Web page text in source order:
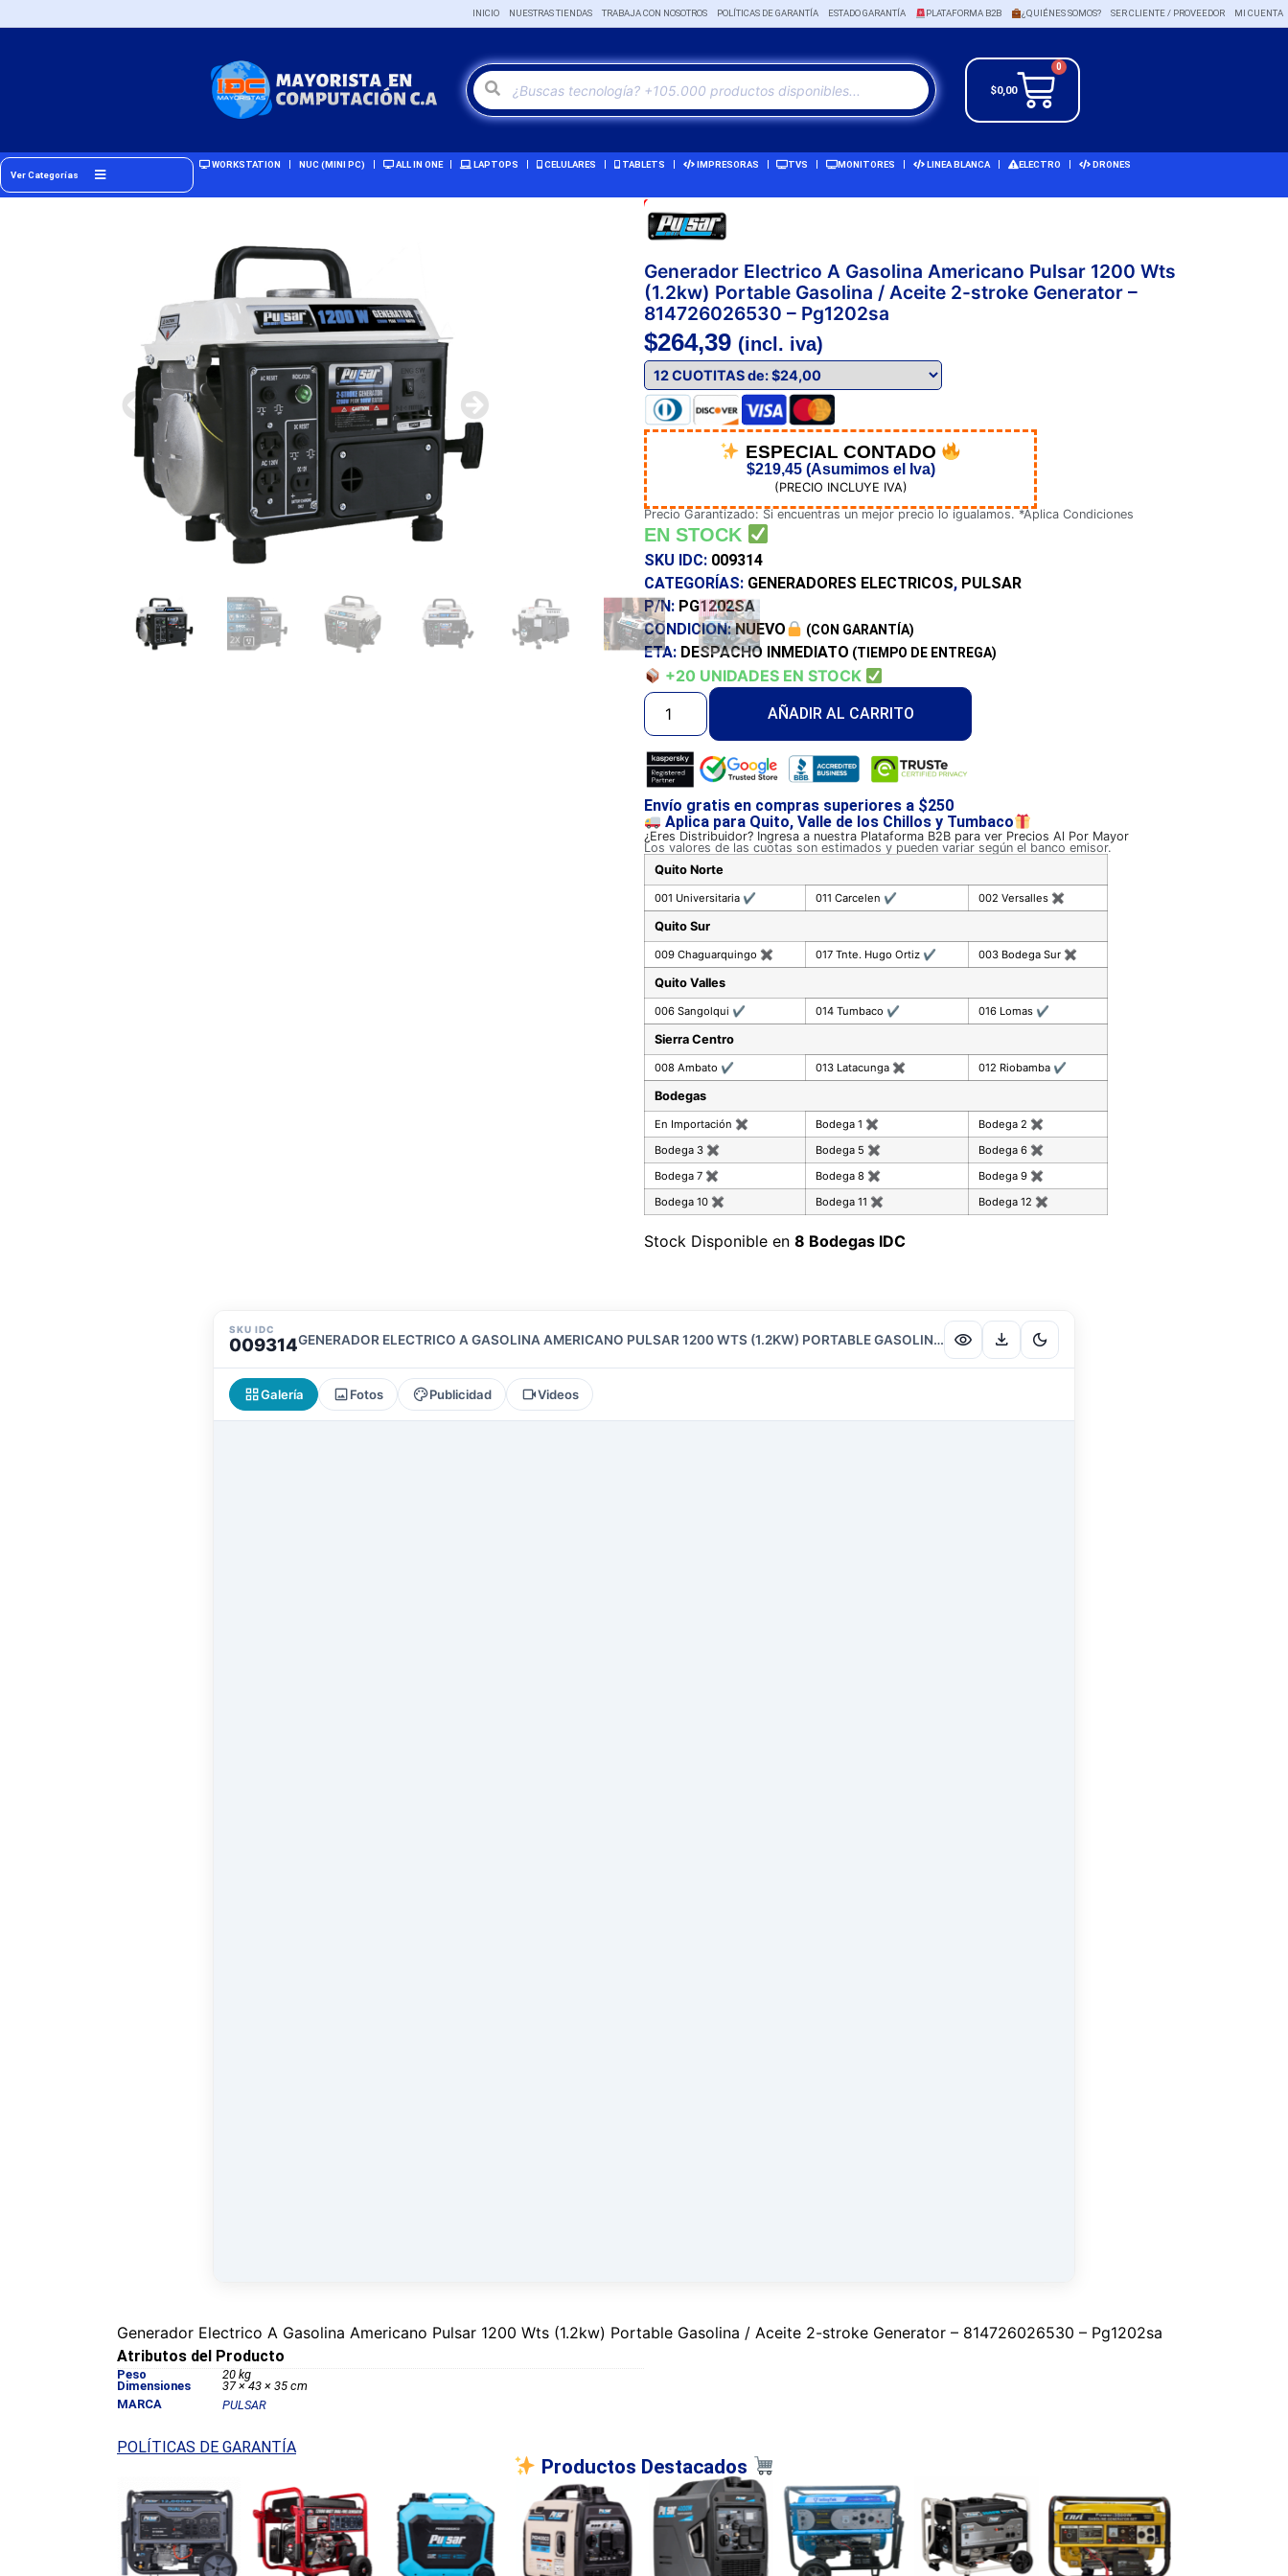
INICIO NUESTRAS TIENDAS TRABAJA CON NOSOTROS POLÍTICAS DE GARANTÍA ESTADO GARANTÍA PLATAFORMA B2B ¿QUIÉNES SOMOS? SER CLIENTE / PROVEEDOR MI CUENTA
$0,00
0
Ver Categorías
WORKSTATION NUC (MINI PC) ALL IN ONE LAPTOPS CELULARES TABLETS IMPRESORAS TVS MONITORES LINEA BLANCA ELECTRO DRONES
Oferta!
Generador Electrico A Gasolina Americano Pulsar 1200 Wts
(1.2kw) Portable Gasolina / Aceite 2-stroke Generator –
814726026530 – Pg1202sa
$264,39 (incl. iva)
ESPECIAL CONTADO
$219,45(Asumimos el Iva)
(PRECIO INCLUYE IVA)
Precio Garantizado: Si encuentras un mejor precio lo igualamos. *Aplica Condiciones
EN STOCK
SKU IDC: 009314
CATEGORÍAS: GENERADORES ELECTRICOS, PULSAR
P/N: PG1202SA
CONDICION:NUEVO (CON GARANTÍA)
ETA: DESPACHO INMEDIATO (TIEMPO DE ENTREGA)
+20 UNIDADES EN STOCK
AÑADIR AL CARRITO
Envío gratis en compras superiores a $250
Aplica para Quito, Valle de los Chillos y Tumbaco
¿Eres Distribuidor? Ingresa a nuestra Plataforma B2B para ver Precios Al Por Mayor
Los valores de las cuotas son estimados y pueden variar según el banco emisor.
Quito Norte
001 Universitaria ✔ 011 Carcelen ✔ 002 Versalles ✖
Quito Sur
009 Chaguarquingo ✖ 017 Tnte. Hugo Ortiz ✔ 003 Bodega Sur ✖
Quito Valles
006 Sangolqui ✔ 014 Tumbaco ✔ 016 Lomas ✔
Sierra Centro
008 Ambato ✔ 013 Latacunga ✖ 012 Riobamba ✔
Bodegas
En Importación ✖ Bodega 1 ✖ Bodega 2 ✖
Bodega 3 ✖ Bodega 5 ✖ Bodega 6 ✖
Bodega 7 ✖ Bodega 8 ✖ Bodega 9 ✖
Bodega 10 ✖ Bodega 11 ✖ Bodega 12 ✖
Stock Disponible en 8 Bodegas IDC
Generador Electrico A Gasolina Americano Pulsar 1200 Wts (1.2kw) Portable Gasolina / Aceite 2-stroke Generator – 814726026530 – Pg1202sa
Atributos del Producto
Peso
20 kg
Dimensiones
37 × 43 × 35 cm
MARCA
PULSAR
POLÍTICAS DE GARANTÍA
Productos Destacados